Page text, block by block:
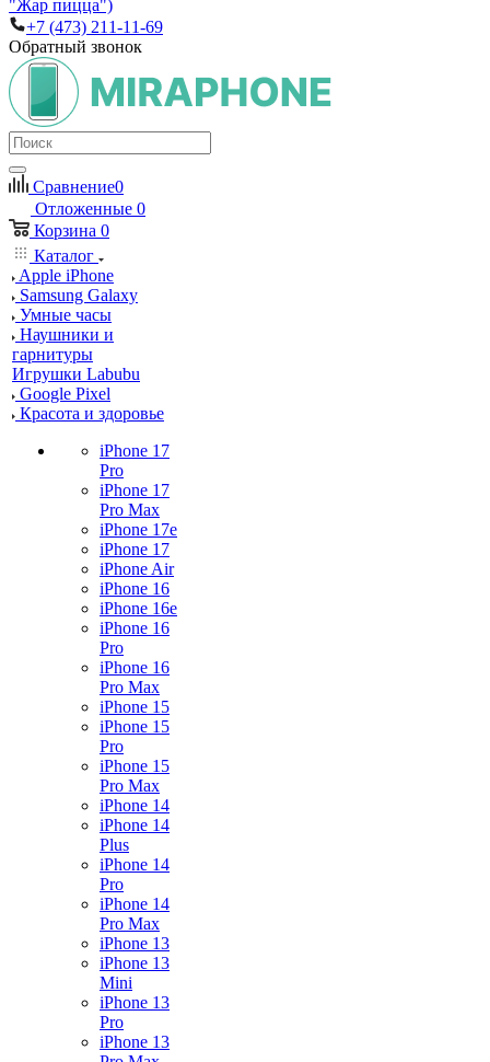
"Жар пицца")
+7 (473) 211-11-69
Обратный звонок
Сравнение0
Отложенные 0
Корзина 0
Каталог
Apple iPhone
Samsung Galaxy
Умные часы
Наушники и
гарнитуры
Игрушки Labubu
Google Pixel
Красота и здоровье
iPhone 17
Pro
iPhone 17
Pro Max
iPhone 17e
iPhone 17
iPhone Air
iPhone 16
iPhone 16e
iPhone 16
Pro
iPhone 16
Pro Max
iPhone 15
iPhone 15
Pro
iPhone 15
Pro Max
iPhone 14
iPhone 14
Plus
iPhone 14
Pro
iPhone 14
Pro Max
iPhone 13
iPhone 13
Mini
iPhone 13
Pro
iPhone 13